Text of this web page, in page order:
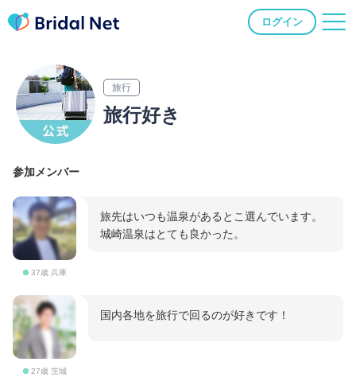
ログイン
旅行
旅行好き
参加メンバー
37歳 兵庫
旅先はいつも温泉があるとこ選んでいます。
城崎温泉はとても良かった。
27歳 茨城
国内各地を旅行で回るのが好きです！